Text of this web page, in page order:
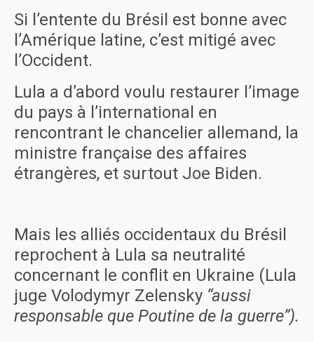
Si l’entente du Brésil est bonne avec
l’Amérique latine, c’est mitigé avec
l’Occident.
Lula a d’abord voulu restaurer l’image
du pays à l’international en
rencontrant le chancelier allemand, la
ministre française des affaires
étrangères, et surtout Joe Biden.
Mais les alliés occidentaux du Brésil
reprochent à Lula sa neutralité
concernant le conflit en Ukraine (Lula
juge Volodymyr Zelensky “aussi
responsable que Poutine de la guerre”).